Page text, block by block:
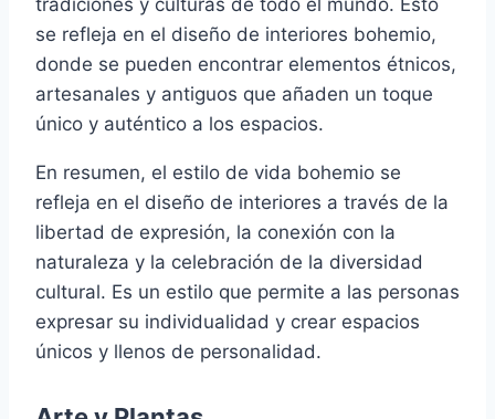
tradiciones y culturas de todo el mundo. Esto
se refleja en el diseño de interiores bohemio,
donde se pueden encontrar elementos étnicos,
artesanales y antiguos que añaden un toque
único y auténtico a los espacios.
En resumen, el estilo de vida bohemio se
refleja en el diseño de interiores a través de la
libertad de expresión, la conexión con la
naturaleza y la celebración de la diversidad
cultural. Es un estilo que permite a las personas
expresar su individualidad y crear espacios
únicos y llenos de personalidad.